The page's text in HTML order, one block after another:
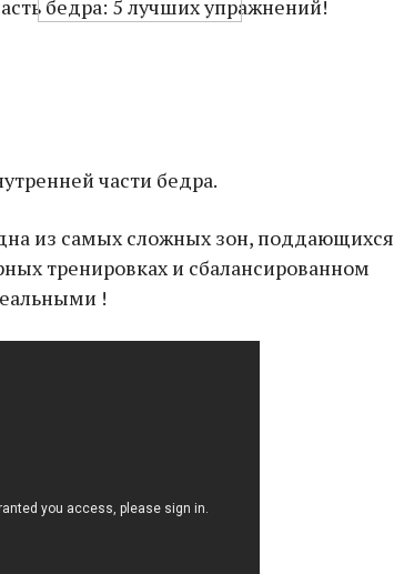
части бедра.
из самых сложных зон, поддающихся
тренировках и сбалансированном
!